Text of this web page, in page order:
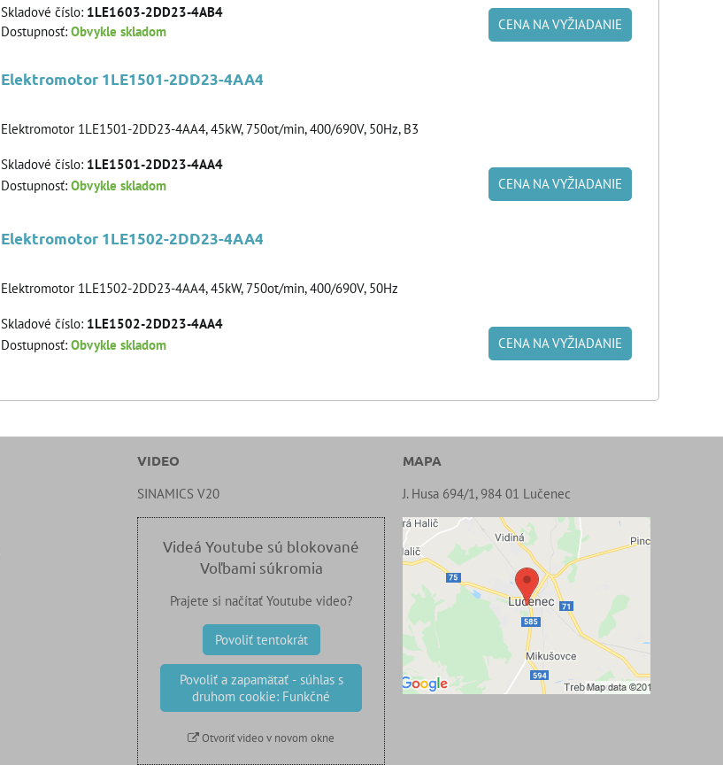
Skladové číslo: 1LE1603-2DD23-4AB4
Dostupnosť: Obvykle skladom CENA NA VYŽIADANIE
Elektromotor 1LE1501-2DD23-4AA4
Elektromotor 1LE1501-2DD23-4AA4, 45kW, 750ot/min, 400/690V, 50Hz, B3
Skladové číslo: 1LE1501-2DD23-4AA4
Dostupnosť: Obvykle skladom CENA NA VYŽIADANIE
Elektromotor 1LE1502-2DD23-4AA4
Elektromotor 1LE1502-2DD23-4AA4, 45kW, 750ot/min, 400/690V, 50Hz
Skladové číslo: 1LE1502-2DD23-4AA4
Dostupnosť: Obvykle skladom CENA NA VYŽIADANIE
VIDEO
SINAMICS V20
Videá Youtube sú blokované
Voľbami súkromia
Prajete si načítať Youtube video?
Povoliť tentokrát
Povoliť a zapamätať - súhlas s
druhom cookie: Funkčné
Otvoriť video v novom okne
MAPA
J. Husa 694/1, 984 01 Lučenec